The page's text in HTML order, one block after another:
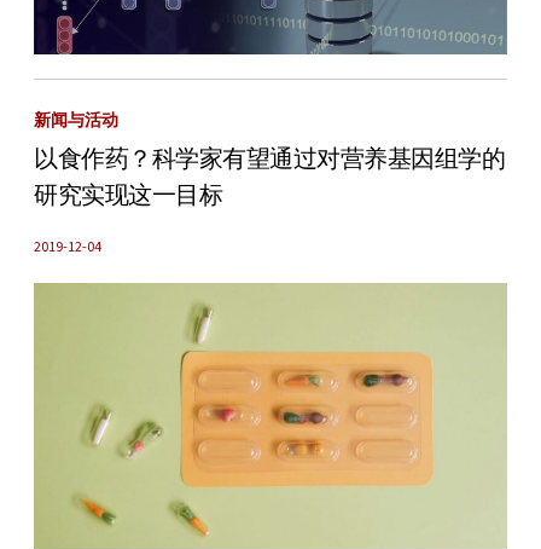
新闻与活动
以食作药？科学家有望通过对营养基因组学的
研究实现这一目标
2019-12-04